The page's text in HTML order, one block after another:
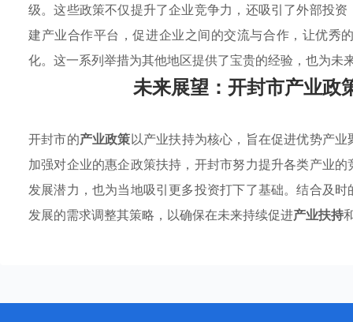
级。这些政策不仅提升了企业竞争力，还吸引了外部投
建产业合作平台，促进企业之间的交流与合作，让优秀
化。这一系列举措为其他地区提供了宝贵的经验，也为未
未来展望：开封市产业政
开封市的产业政策以产业扶持为核心，旨在促进优势产
加强对企业的惠企政策扶持，开封市努力提升各类产业
发展潜力，也为当地吸引更多投资打下了基础。结合及
发展的需求调整其策略，以确保在未来持续促进产业扶持